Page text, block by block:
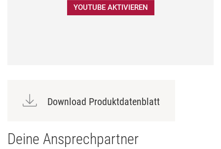
YOUTUBE AKTIVIEREN
Download Produktdatenblatt
Deine Ansprechpartner